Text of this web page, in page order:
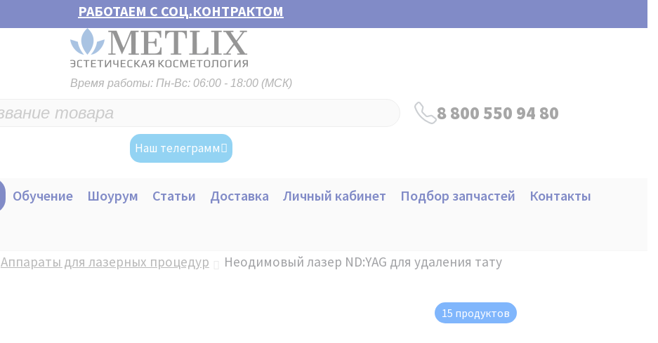
РАБОТАЕМ С СОЦ.КОНТРАКТОМ
Время работы: Пн-Вс: 06:00 - 18:00 (МСК)
8 800 550 94 80
Наш телеграмм
Обучение Шоурум Статьи Доставка Личный кабинет Подбор запчастей
Контакты
Аппараты для лазерных процедур
Неодимовый лазер ND:YAG для удаления тату
15 продуктов